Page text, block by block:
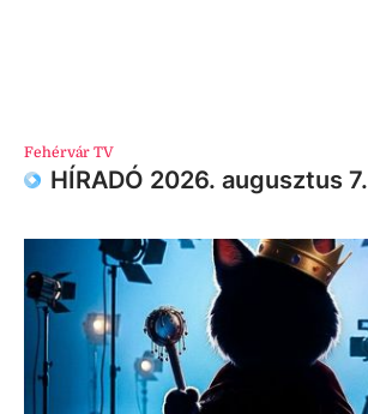
Fehérvár TV
HÍRADÓ 2026. augusztus 7.